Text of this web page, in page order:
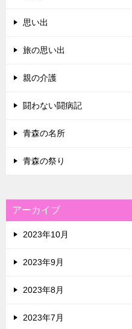
思い出
旅の思い出
親の介護
闘わない闘病記
青森の名所
青森の祭り
アーカイブ
2023年10月
2023年9月
2023年8月
2023年7月